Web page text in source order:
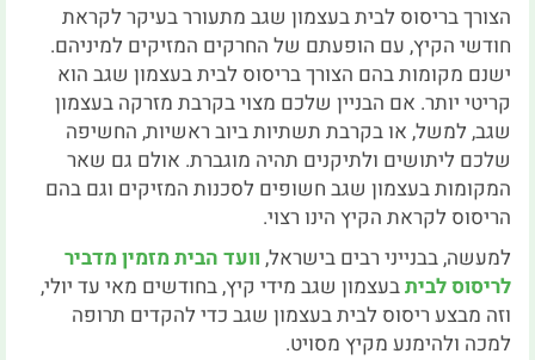
הצורך בריסוס לבית בעצמון שגב מתעורר בעיקר לקראת
חודשי הקיץ, עם הופעתם של החרקים המזיקים למיניהם.
ישנם מקומות בהם הצורך בריסוס לבית בעצמון שגב הוא
קריטי יותר. אם הבניין שלכם מצוי בקרבת מזרקה בעצמון
שגב, למשל, או בקרבת תשתיות ביוב ראשיות, החשיפה
שלכם ליתושים ולתיקנים תהיה מוגברת. אולם גם שאר
המקומות בעצמון שגב חשופים לסכנות המזיקים וגם בהם
הריסוס לקראת הקיץ הינו רצוי.
למעשה, בבנייני רבים בישראל, וועד הבית מזמין מדביר
לריסוס לביתבעצמון שגב מידי קיץ, בחודשים מאי עד יולי,
וזה מבצע ריסוס לבית בעצמון שגב כדי להקדים תרופה
למכה ולהימנע מקיץ מסויט.